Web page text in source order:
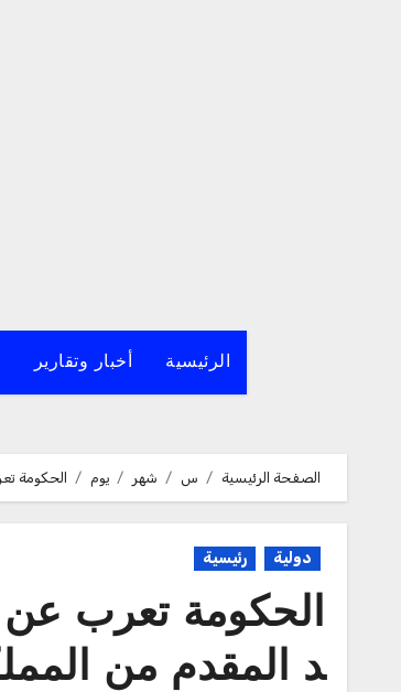
الرئيسية أخبار وتقارير
الصفحة الرئيسية س شهر يوم الحكومة
دولية رئيسية
الحكومة تعرب عن
د المقدم من